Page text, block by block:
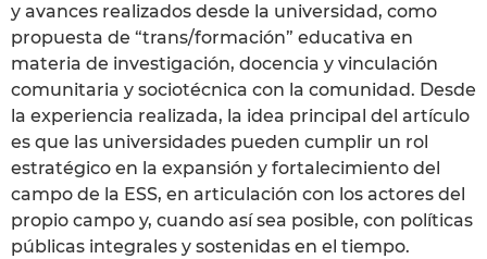
y avances realizados desde la universidad, como
propuesta de “trans/formación” educativa en
materia de investigación, docencia y vinculación
comunitaria y sociotécnica con la comunidad. Desde
la experiencia realizada, la idea principal del artículo
es que las universidades pueden cumplir un rol
estratégico en la expansión y fortalecimiento del
campo de la ESS, en articulación con los actores del
propio campo y, cuando así sea posible, con políticas
públicas integrales y sostenidas en el tiempo.